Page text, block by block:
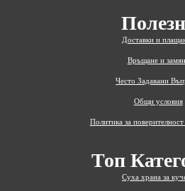
Доставки и
Връщане и
Често Задавани
Общи условия
Политика за
Топ
Суха храна за